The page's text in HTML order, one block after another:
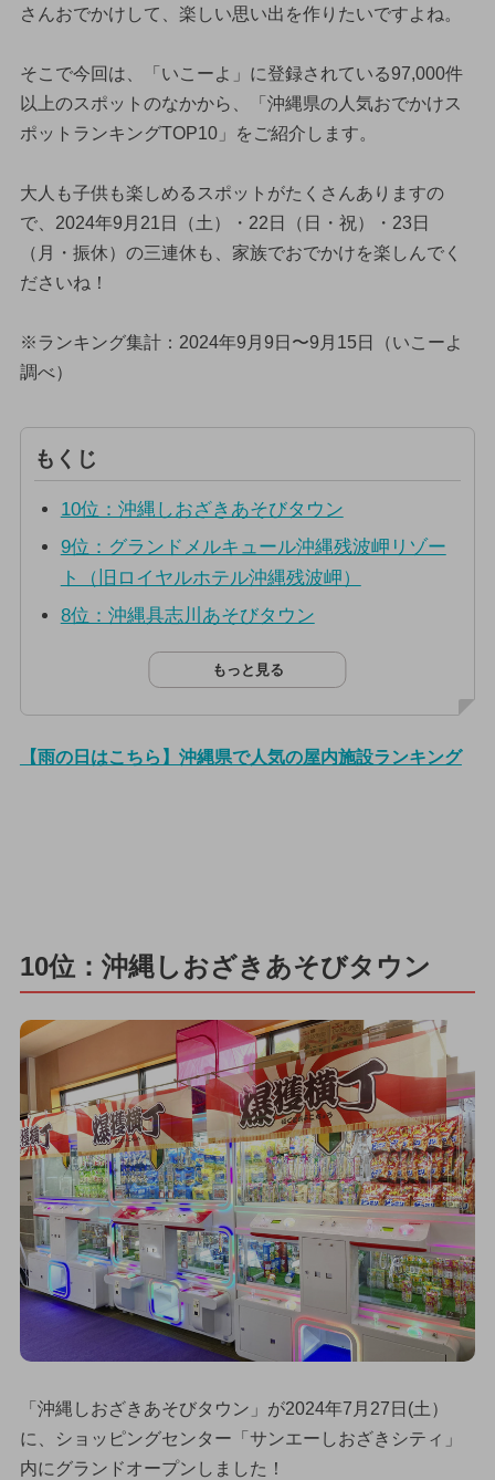
さんおでかけして、楽しい思い出を作りたいですよね。
そこで今回は、「いこーよ」に登録されている97,000件
以上のスポットのなかから、「沖縄県の人気おでかけス
ポットランキングTOP10」をご紹介します。
大人も子供も楽しめるスポットがたくさんありますの
で、2024年9月21日（土）・22日（日・祝）・23日
（月・振休）の三連休も、家族でおでかけを楽しんでく
ださいね！
※ランキング集計：2024年9月9日〜9月15日（いこーよ
調べ）
もくじ
10位：沖縄しおざきあそびタウン
9位：グランドメルキュール沖縄残波岬リゾー
ト（旧ロイヤルホテル沖縄残波岬）
8位：沖縄具志川あそびタウン
もっと見る
【雨の日はこちら】沖縄県で人気の屋内施設ランキング
10位：沖縄しおざきあそびタウン
「沖縄しおざきあそびタウン」が2024年7月27日(土）
に、ショッピングセンター「サンエーしおざきシティ」
内にグランドオープンしました！